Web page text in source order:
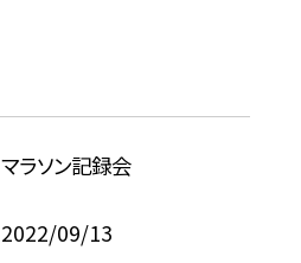
マラソン記録会
2022/09/13